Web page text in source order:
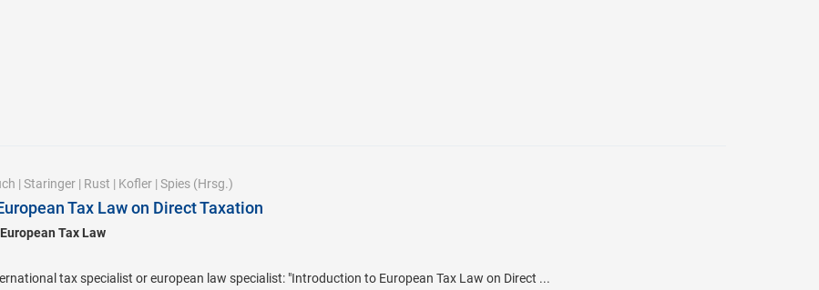
| Staringer| Rust | Kofler| Spies(Hrsg.)
Tax Law on Direct Taxation
Tax Law
tax specialist or european law specialist: "Introduction to European Tax Law on Direct ...